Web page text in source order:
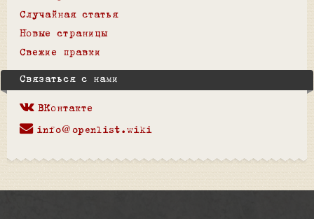
Случайная статья
Новые страницы
Свежие правки
Связаться с нами
ВКонтакте
info@openlist.wiki